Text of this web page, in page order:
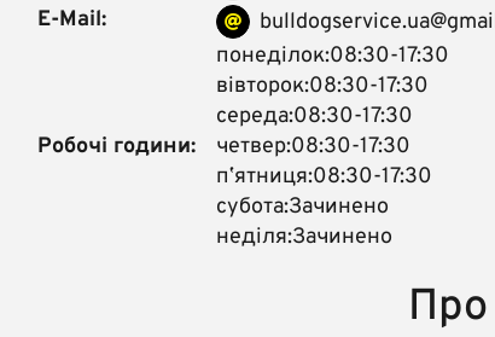
E-Mail:
Робочі години:
понеділок:08:30-17:30
вівторок:08:30-17:30
середа:08:30-17:30
четвер:08:30-17:30
пʼятниця:08:30-17:30
субота:Зачинено
неділя:Зачинено